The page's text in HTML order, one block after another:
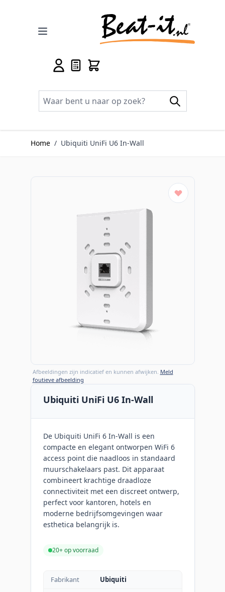
Home / Ubiquiti UniFi U6 In-Wall
Afbeeldingen zijn indicatief en kunnen afwijken. Meld
foutieve afbeelding
Ubiquiti UniFi U6 In-Wall
De Ubiquiti UniFi 6 In-Wall is een
compacte en elegant ontworpen WiFi 6
access point die naadloos in standaard
muurschakelaars past. Dit apparaat
combineert krachtige draadloze
connectiviteit met een discreet ontwerp,
perfect voor kantoren, hotels en
moderne bedrijfsomgevingen waar
esthetica belangrijk is.
20+ op voorraad
Fabrikant
Ubiquiti